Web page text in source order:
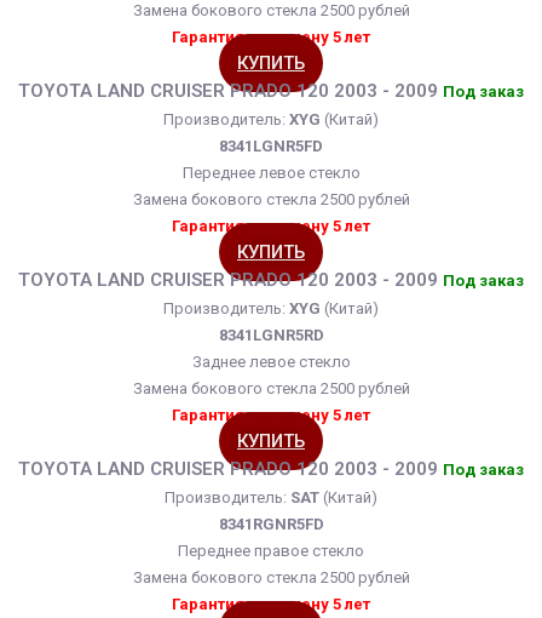
Замена бокового стекла 2500 рублей
Гарантия на замену 5 лет
КУПИТЬ
TOYOTA LAND CRUISER PRADO 120 2003 - 2009 Под заказ
Производитель: XYG (Китай)
8341LGNR5FD
Переднее левое стекло
Замена бокового стекла 2500 рублей
Гарантия на замену 5 лет
КУПИТЬ
TOYOTA LAND CRUISER PRADO 120 2003 - 2009 Под заказ
Производитель: XYG (Китай)
8341LGNR5RD
Заднее левое стекло
Замена бокового стекла 2500 рублей
Гарантия на замену 5 лет
КУПИТЬ
TOYOTA LAND CRUISER PRADO 120 2003 - 2009 Под заказ
Производитель: SAT (Китай)
8341RGNR5FD
Переднее правое стекло
Замена бокового стекла 2500 рублей
Гарантия на замену 5 лет